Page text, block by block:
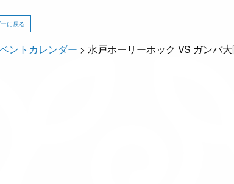
に戻る
ントカレンダー > 水戸ホーリーホック VS ガンバ大